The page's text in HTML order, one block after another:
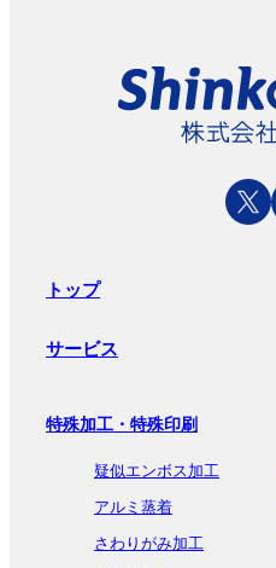
トップ
サービス
特殊加工・特殊印刷
疑似エンボス加工
アルミ蒸着
さわりがみ加工